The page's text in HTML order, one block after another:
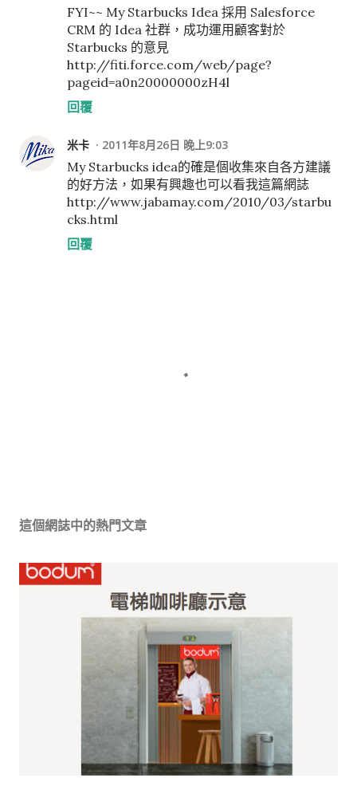
FYI~~ My Starbucks Idea 採用 Salesforce
CRM 的 Idea 社群，成功運用顧客對於
Starbucks 的意見
http://fiti.force.com/web/page?
pageid=a0n20000000zH4l
回覆
米卡 2011年8月26日 晚上9:03
My Starbucks idea的確是個收集來自各方建議
的好方法，如果有興趣也可以看我這篇網誌
http://www.jabamay.com/2010/03/starbu
cks.html
回覆
留
言
這個網誌中的熱門文章